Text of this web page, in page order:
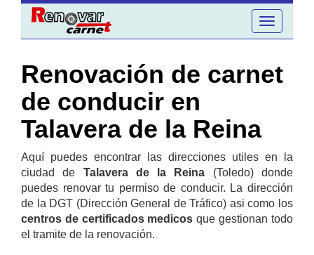
Toggle
navigation
Renovación de carnet
de conducir en
Talavera de la Reina
Aquí puedes encontrar las direcciones utiles en la
ciudad de Talavera de la Reina (Toledo) donde
puedes renovar tu permiso de conducir. La dirección
de la DGT (Dirección General de Tráfico) asi como los
centros de certificados medicos que gestionan todo
el tramite de la renovación.